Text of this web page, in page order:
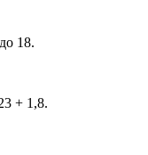
18.
+ 1,8.